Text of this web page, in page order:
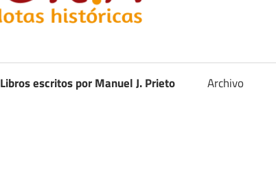
Libros escritos por Manuel J. Prieto Archivo